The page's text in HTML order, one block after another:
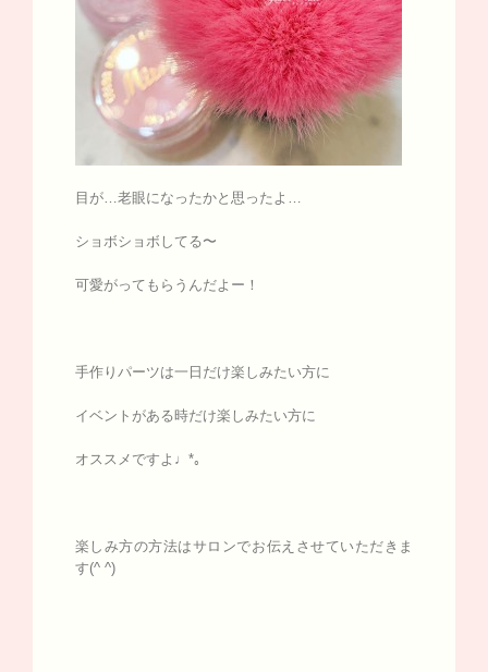
目が…老眼になったかと思ったよ…
ショボショボしてる〜
可愛がってもらうんだよー！
手作りパーツは一日だけ楽しみたい方に
イベントがある時だけ楽しみたい方に
オススメですよ♩*｡
楽しみ方の方法はサロンでお伝えさせていただきま
す(^ ^)